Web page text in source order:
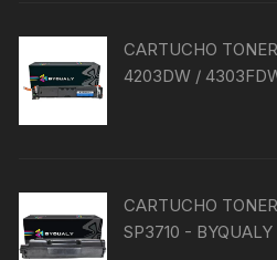
CARTUCHO
4203DW /
CARTUCHO
SP3710 - BYQUALY